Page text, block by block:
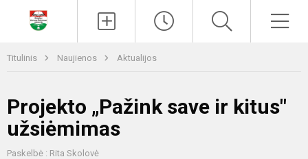
Titulinis Naujienos Aktualijos
Projekto „Pažink save ir kitus"
užsiėmimas
Paskelbė : Rita Skolovė